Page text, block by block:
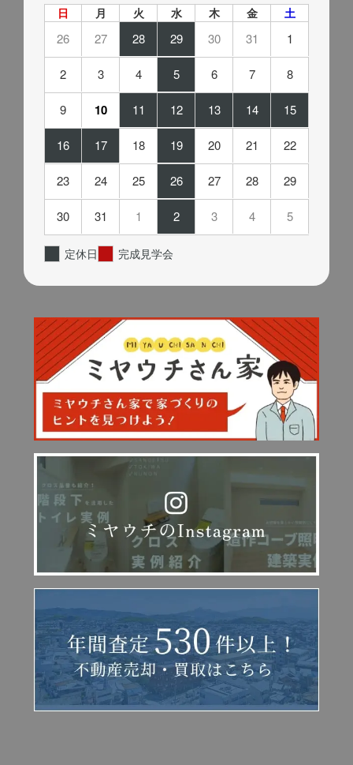
日 月 火 水 木 金 土
26 27 28 29 30 31 1
2 3 4 5 6 7 8
9 10 11 12 13 14 15
16 17 18 19 20 21 22
23 24 25 26 27 28 29
30 31 1 2 3 4 5
定休日 完成見学会